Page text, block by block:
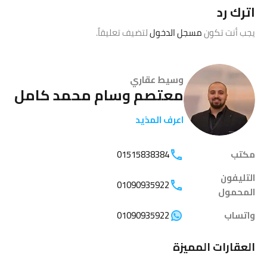
اترك رد
يجب أنت تكونمسجل الدخوللتضيف تعليقاً.
وسيط عقاري
معتصم وسام محمد كامل
اعرف المذيد
مكتب
01515838384
التليفون
المحمول
01090935922
واتساب
01090935922
العقارات المميزة